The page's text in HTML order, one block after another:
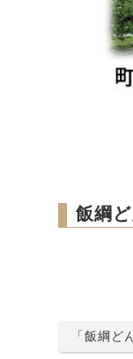
飯綱
「飯綱ど